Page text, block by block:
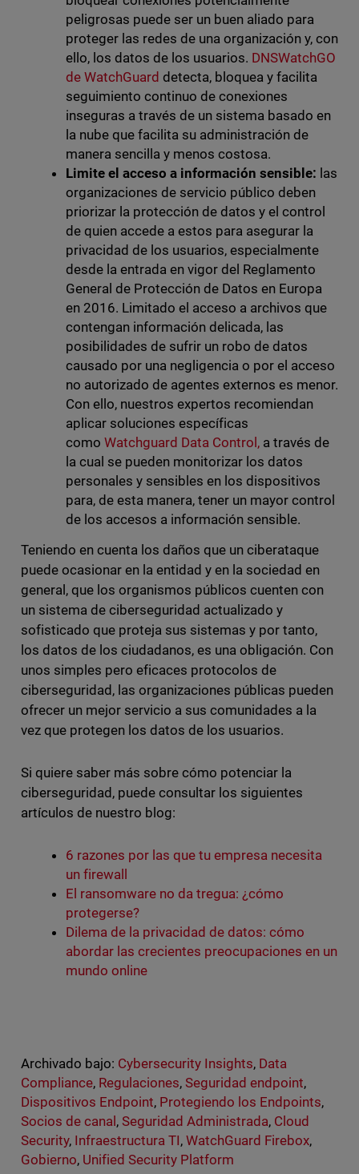
peligrosas puede ser un buen aliado para
proteger las redes de una organización y, con
ello, los datos de los usuarios. DNSWatchGO
de WatchGuard detecta, bloquea y facilita
seguimiento continuo de conexiones
inseguras a través de un sistema basado en
la nube que facilita su administración de
manera sencilla y menos costosa.
Limite el acceso a información sensible: las
organizaciones de servicio público deben
priorizar la protección de datos y el control
de quien accede a estos para asegurar la
privacidad de los usuarios, especialmente
desde la entrada en vigor del Reglamento
General de Protección de Datos en Europa
en 2016. Limitado el acceso a archivos que
contengan información delicada, las
posibilidades de sufrir un robo de datos
causado por una negligencia o por el acceso
no autorizado de agentes externos es menor.
Con ello, nuestros expertos recomiendan
aplicar soluciones específicas
como Watchguard Data Control,a través de
la cual se pueden monitorizar los datos
personales y sensibles en los dispositivos
para, de esta manera, tener un mayor control
de los accesos a información sensible.
Teniendo en cuenta los daños que un ciberataque
puede ocasionar en la entidad y en la sociedad en
general, que los organismos públicos cuenten con
un sistema de ciberseguridad actualizado y
sofisticado que proteja sus sistemas y por tanto,
los datos de los ciudadanos, es una obligación. Con
unos simples pero eficaces protocolos de
ciberseguridad, las organizaciones públicas pueden
ofrecer un mejor servicio a sus comunidades a la
vez que protegen los datos de los usuarios.
Si quiere saber más sobre cómo potenciar la
ciberseguridad, puede consultar los siguientes
artículos de nuestro blog:
6 razones por las que tu empresa necesita
un firewall
El ransomware no da tregua: ¿cómo
protegerse?
Dilema de la privacidad de datos: cómo
abordar las crecientes preocupaciones en un
mundo online
Archivado bajo: Cybersecurity Insights, Data
Compliance, Regulaciones, Seguridad endpoint,
Dispositivos Endpoint, Protegiendo los Endpoints,
Socios de canal , Seguridad Administrada, Cloud
Security, Infraestructura TI,WatchGuard Firebox,
Gobierno, Unified Security Platform